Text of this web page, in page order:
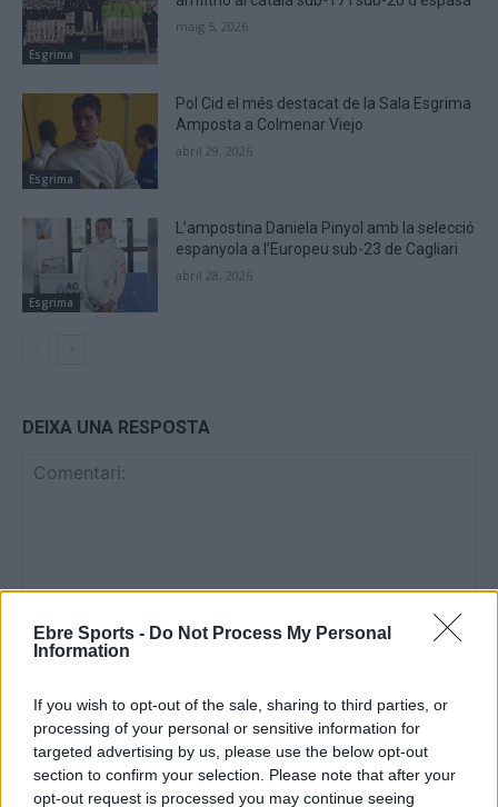
Ebre Sports - Do Not Process My Personal
Information
If you wish to opt-out of the sale, sharing to third parties, or
processing of your personal or sensitive information for
targeted advertising by us, please use the below opt-out
section to confirm your selection. Please note that after your
opt-out request is processed you may continue seeing
Esgrima
maig 5, 2026
Esgrima
Pol Cid el més destacat de la Sala Esgrima
Amposta a Colmenar Viejo
abril 29, 2026
Esgrima
L’ampostina Daniela Pinyol amb la selecció
espanyola a l’Europeu sub-23 de Cagliari
abril 28, 2026
DEIXA UNA RESPOSTA
Comentari: